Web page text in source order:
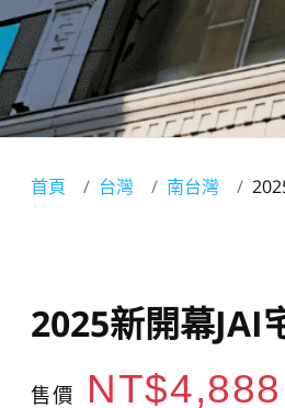
首頁 台灣 南台灣
2025新開幕JAI
售價 NT$4,888